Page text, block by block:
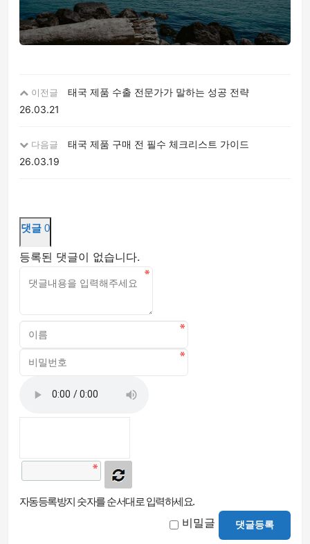
이전글
태국 제품 수출 전문가가 말하는 성공 전략
26.03.21
다음글
태국 제품 구매 전 필수 체크리스트 가이드
26.03.19
댓글 0
등록된 댓글이 없습니다.
자동등록방지 숫자를 순서대로 입력하세요.
비밀글 댓글등록